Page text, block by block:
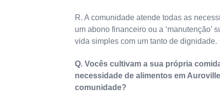
R. A comunidade atende todas as
um abono financeiro ou a ‘manutenção’
vida simples com um tanto de dignidade.
Q. Vocês cultivam a sua própria
necessidade de alimentos em
comunidade?